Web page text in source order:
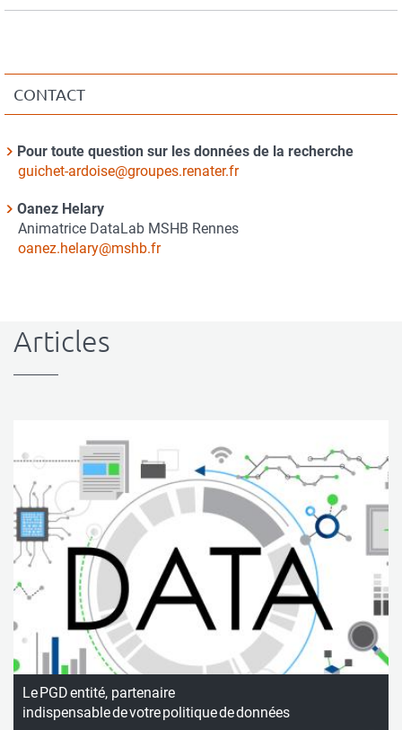
CONTACT
Nom
contact
Pour toute question sur les données de la recherche
Courriel
guichet-ardoise@groupes.renater.fr
Nom
du
Oanez Helary
Animatrice DataLab MSHB Rennes
Courriel
oanez.helary@mshb.fr
Articles
Le PGD entité, partenaire
indispensable de votre politique de données